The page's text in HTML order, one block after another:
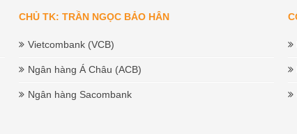
CHỦ TK: TRẦN NGỌC BẢO HÂN
Vietcombank (VCB)
Ngân hàng Á Châu (ACB)
Ngân hàng Sacombank